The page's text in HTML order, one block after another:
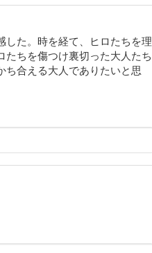
した。時を経て、ヒロたちを理
たちを傷つけ裏切った大人たち
ち合える大人でありたいと思